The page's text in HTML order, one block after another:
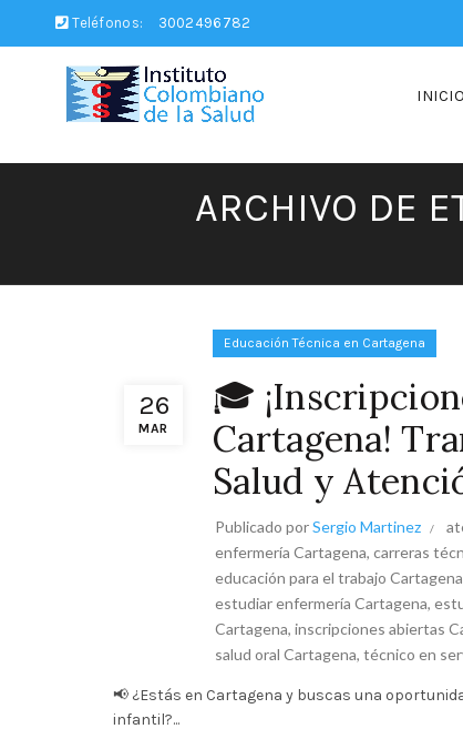
Teléfonos: 3002496782
INICIO
ARCHIVO DE
26
MAR
Educación Técnica en Cartagena
🎓
Cartagena!
Salud y
Publicado porSergio Martinez
enfermería Cartagena, carreras
educación para el trabajo Cartagena
estudiar enfermería Cartagena,
Cartagena, inscripciones abiertas
salud oral Cartagena, técnico en
📢 ¿Estás en Cartagena y buscas una
infantil?...